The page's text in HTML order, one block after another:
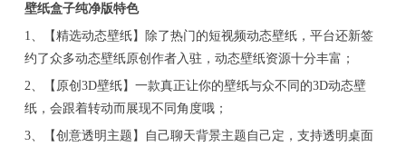
壁纸盒子纯净版特色
1、【精选动态壁纸】除了热门的短视频动态壁纸，平台还新签
约了众多动态壁纸原创作者入驻，动态壁纸资源十分丰富；
2、【原创3D壁纸】一款真正让你的壁纸与众不同的3D动态壁
纸，会跟着转动而展现不同角度哦；
3、【创意透明主题】自己聊天背景主题自己定，支持透明桌面